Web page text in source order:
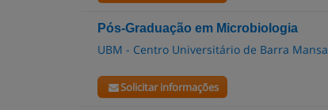
Pós-Graduação em Microbiologia
UBM - Centro Universitário de Barra Mansa
Solicitar informações